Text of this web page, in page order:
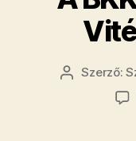
Bejegyzés
Szerző: